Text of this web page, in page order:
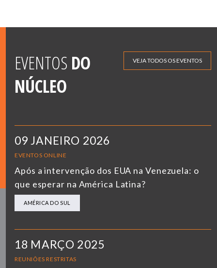
EVENTOS DO
NÚCLEO
VEJA TODOS OS EVENTOS
09 JANEIRO 2026
EVENTOS ONLINE
Após a intervenção dos EUA na Venezuela: o
que esperar na América Latina?
AMÉRICA DO SUL
18 MARÇO 2025
REUNIÕES RESTRITAS